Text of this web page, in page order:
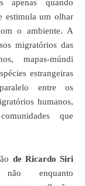
apenas quando
estimula um olhar
o ambiente. A
migratórios das
mapas-múndi
estrangeiras
entre os
humanos,
que
de Ricardo Siri
não
enquanto